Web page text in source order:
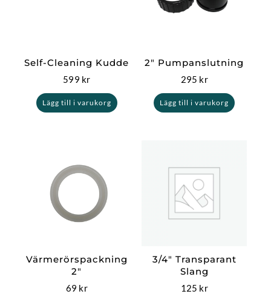
Self-Cleaning Kudde
599 kr
Lägg till i varukorg
2″ Pumpanslutning
295 kr
Lägg till i varukorg
Värmerörspackning
2″
69 kr
3/4″ Transparant
Slang
125 kr